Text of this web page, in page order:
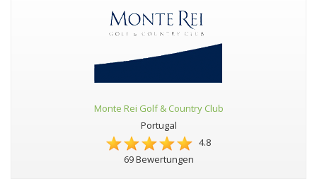
Monte Rei Golf & Country Club
Portugal
4.8
69 Bewertungen